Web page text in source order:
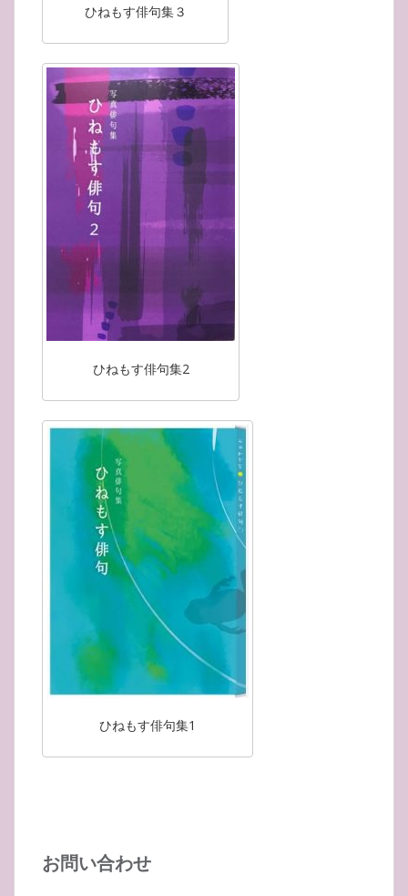
ひねもす俳句集３
ひねもす俳句集2
ひねもす俳句集1
お問い合わせ